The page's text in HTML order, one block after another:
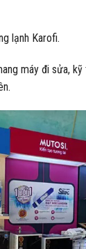
lạnh Karofi.
máy đi sửa,